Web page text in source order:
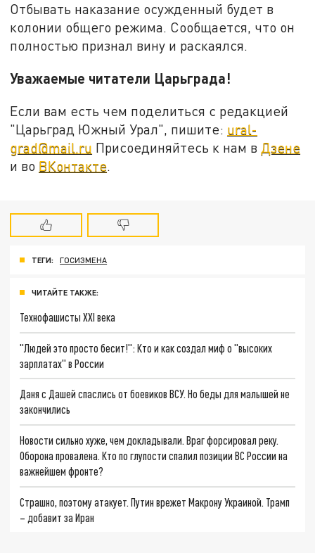
Отбывать наказание осужденный будет в
колонии общего режима. Сообщается, что он
полностью признал вину и раскаялся.
Уважаемые читатели Царьграда!
Если вам есть чем поделиться с редакцией
"Царьград Южный Урал", пишите: ural-
grad@mail.ru Присоединяйтесь к нам в Дзене
и во ВКонтакте
ТЕГИ: ГОСИЗМЕНА
ЧИТАЙТЕ ТАКЖЕ:
Технофашисты XXI века
"Людей это просто бесит!": Кто и как создал миф о "высоких
зарплатах" в России
Даня с Дашей спаслись от боевиков ВСУ. Но беды для малышей не
закончились
Новости сильно хуже, чем докладывали. Враг форсировал реку.
Оборона провалена. Кто по глупости спалил позиции ВС России на
важнейшем фронте?
Страшно, поэтому атакует. Путин врежет Макрону Украиной. Трамп
– добавит за Иран